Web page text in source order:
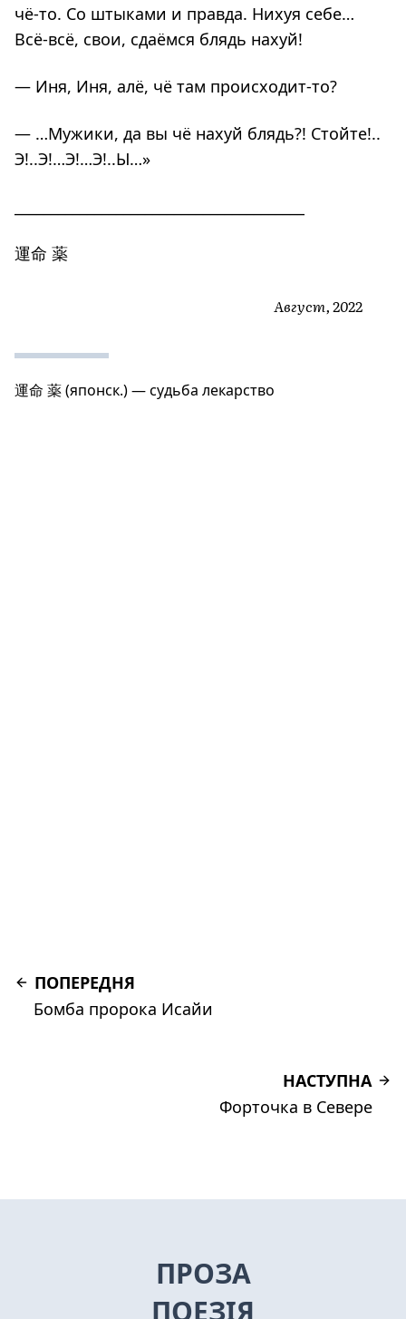
чё-то. Со штыками и правда. Нихуя себе…
Всё-всё, свои, сдаёмся блядь нахуй!
— Иня, Иня, алё, чё там происходит-то?
— …Мужики, да вы чё нахуй блядь?! Стойте!..
Э!..Э!…Э!…Э!..Ы…»
運命 薬
Август, 2022
運命 薬 (японск.) — судьба лекарство
ПОПЕРЕДНЯ
Бомба пророка Исайи
НАСТУПНА
Форточка в Севере
ПРОЗА
ПОЕЗІЯ